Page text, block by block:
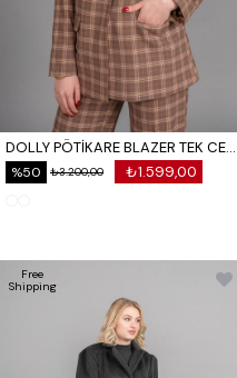
DOLLY PÖTİKARE BLAZER TEK CEKET 8633
₺1.599,00
₺3.200,00
%50
Free
Shipping